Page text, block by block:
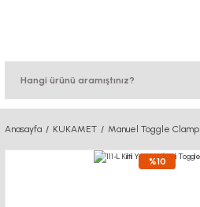
Anasayfa KUKAMET Manuel Toggle Clamp
%10